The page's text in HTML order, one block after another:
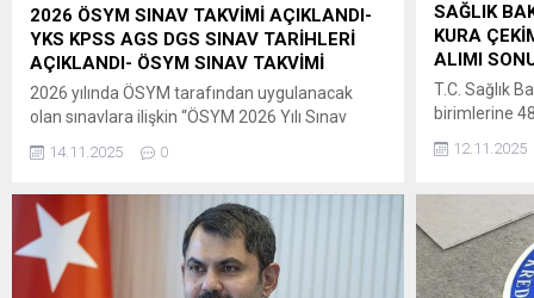
2026 ÖSYM SINAV TAKVİMİ AÇIKLANDI-
YKS KPSS AGS DGS SINAV TARİHLERİ
AÇIKLANDI- ÖSYM SINAV TAKVİMİ
2026 yılında ÖSYM tarafından uygulanacak
olan sınavlara ilişkin “ÖSYM 2026 Yılı Sınav
Takvimi”ne, 14 Kasım
2025 tarihinde saat 09.30’dan itibaren
erişilebilecektir. Adaylara ve kamuoyuna
saygıyla duyurulur. ÖSYM BAŞKANLIĞI ” ÖSYM
2026 Yılı Sınav Takvimi (Güncel gelişmelere
göre ÖSYM Sınav Takvimi yenilenerek
14.11.2025 0
SAĞLIK
KURA
ALIMI
T.C. Sağlık
birimlerine
hükümleri
08/10/2025
13/10/
il düzeyinde
12.11.2025